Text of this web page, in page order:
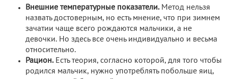
Внешние температурные показатели.Метод нельзя
назвать достоверным, но есть мнение, что при зимнем
зачатии чаще всего рождаются мальчики, а не
девочки. Но здесь все очень индивидуально и весьма
относительно.
Рацион.Есть теория, согласно которой, для того чтобы
родился мальчик, нужно употреблять побольше яиц,